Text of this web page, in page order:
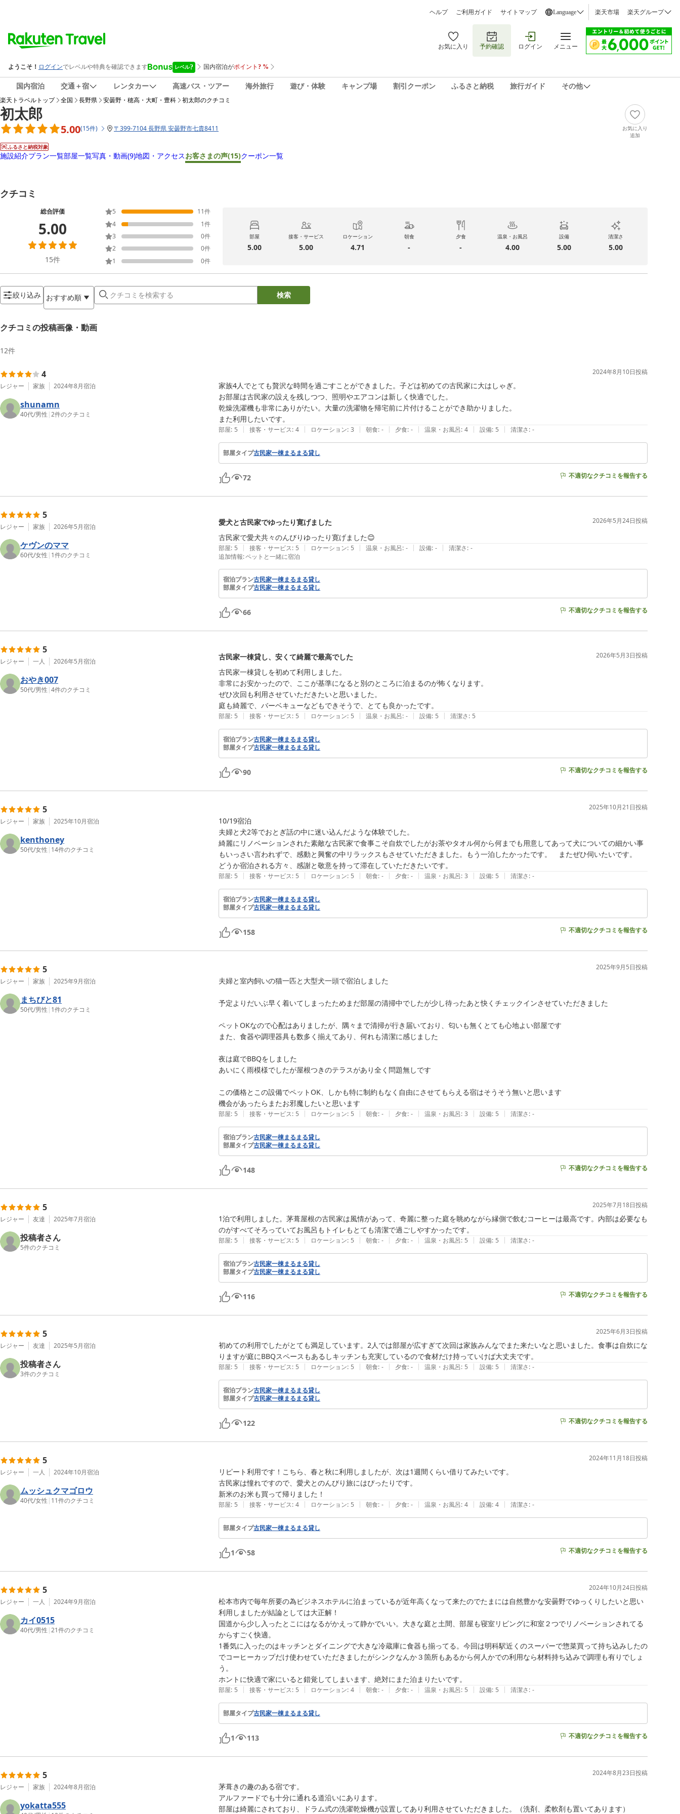
ヘルプ ご利用ガイド サイトマップ Language 楽天市場 楽天グループ
お気に入り 予約確認 ログイン メニュー
国内宿泊 交通＋宿 レンタカー 高速バス・ツアー 海外旅行 遊び・体験 キャンプ場 割引クーポン ふるさと納税 旅行ガイド その他
楽天トラベルトップ 全国 長野県 安曇野・穂高・大町・豊科 初太郎のクチコミ
初太郎
5.00(15件) 〒399-7104 長野県 安曇野市七貴8411
ふるさと納税対象
お気に入り
追加
施設紹介プラン一覧部屋一覧写真・動画(9)地図・アクセスお客さまの声(15)クーポン一覧
クチコミ
総合評価
5.00
15件
5 11件
4
1件
3
0件
2
0件
1
0件
部屋
5.00
接客・サービス
5.00
ロケーション
4.71
朝食
-
夕食
-
温泉・お風呂
4.00
設備
5.00
清潔さ
5.00
絞り込み おすすめ順 検索
クチコミの投稿画像・動画
12件
4
レジャー 家族 2024年8月宿泊
shunamn
40代/男性 |2件のクチコミ
2024年8月10日投稿
家族4人でとても贅沢な時間を過ごすことができました。子どは初めての古民家に大はしゃぎ。
お部屋は古民家の設えを残しつつ、照明やエアコンは新しく快適でした。
乾燥洗濯機も非常にありがたい。大量の洗濯物を帰宅前に片付けることができ助かりました。
また利用したいです。
部屋: 5 | 接客・サービス: 4 | ロケーション: 3 | 朝食: - | 夕食: - | 温泉・お風呂: 4 | 設備: 5 | 清潔さ: -
部屋タイプ古民家一棟まるまる貸し
72 不適切なクチコミを報告する
5
レジャー 家族 2026年5月宿泊
ケヴンのママ
60代/女性 | 1件のクチコミ
愛犬と古民家でゆったり寛げました 2026年5月24日投稿
古民家で愛犬共々のんびりゆったり寛げました😊
部屋: 5 | 接客・サービス: 5 | ロケーション: 5 | 温泉・お風呂: - | 設備: - | 清潔さ: -
追加情報:ペットと一緒に宿泊
宿泊プラン古民家一棟まるまる貸し
部屋タイプ古民家一棟まるまる貸し
66 不適切なクチコミを報告する
5
レジャー 一人 2026年5月宿泊
おやき007
50代/男性 |4件のクチコミ
古民家一棟貸し、安くて綺麗で最高でした 2026年5月3日投稿
古民家一棟貸しを初めて利用しました。
非常にお安かったので、ここが基準になると別のところに泊まるのが怖くなります。
ぜひ次回も利用させていただきたいと思いました。
庭も綺麗で、バーベキューなどもできそうで、とても良かったです。
部屋: 5 | 接客・サービス: 5 | ロケーション: 5 | 温泉・お風呂: - | 設備: 5 | 清潔さ: 5
宿泊プラン古民家一棟まるまる貸し
部屋タイプ古民家一棟まるまる貸し
90 不適切なクチコミを報告する
5
レジャー 家族 2025年10月宿泊
kenthoney
50代/女性 | 14件のクチコミ
2025年10月21日投稿
10/19宿泊
夫婦と犬2等でおとぎ話の中に迷い込んだような体験でした。
綺麗にリノベーションされた素敵な古民家で食事こそ自炊でしたがお茶やタオル何から何までも用意してあって犬についての細かい事
もいっさい言われずで、感動と興奮の中リラックスもさせていただきました。もう一泊したかったです。　またぜひ伺いたいです。
どうか宿泊される方々、感謝と敬意を持って滞在していただきたいです。
部屋: 5 | 接客・サービス: 5 | ロケーション: 5 | 朝食: - | 夕食: - | 温泉・お風呂: 3 | 設備: 5 | 清潔さ: -
宿泊プラン古民家一棟まるまる貸し
部屋タイプ古民家一棟まるまる貸し
158 不適切なクチコミを報告する
5
レジャー 家族 2025年9月宿泊
まちびと81
50代/男性 | 1件のクチコミ
2025年9月5日投稿
夫婦と室内飼いの猫一匹と大型犬一頭で宿泊しました
予定よりだいぶ早く着いてしまったためまだ部屋の清掃中でしたが少し待ったあと快くチェックインさせていただきました
ペットOKなので心配はありましたが、隅々まで清掃が行き届いており、匂いも無くとても心地よい部屋です
また、食器や調理器具も数多く揃えてあり、何れも清潔に感じました
夜は庭でBBQをしました
あいにく雨模様でしたが屋根つきのテラスがあり全く問題無しです
この価格とこの設備でペットOK、しかも特に制約もなく自由にさせてもらえる宿はそうそう無いと思います
機会があったらまたお邪魔したいと思います
部屋: 5 | 接客・サービス: 5 | ロケーション: 5 | 朝食: - | 夕食: - | 温泉・お風呂: 3 | 設備: 5 | 清潔さ: -
宿泊プラン古民家一棟まるまる貸し
部屋タイプ古民家一棟まるまる貸し
148 不適切なクチコミを報告する
5
レジャー 友達 2025年7月宿泊
投稿者さん
5件のクチコミ
2025年7月18日投稿
1泊で利用しました。茅葺屋根の古民家は風情があって、奇麗に整った庭を眺めながら縁側で飲むコーヒーは最高です。内部は必要なも
のがすべてそろっていてお風呂もトイレもとても清潔で過ごしやすかったです。
部屋: 5 | 接客・サービス: 5 | ロケーション: 5 | 朝食: - | 夕食: - | 温泉・お風呂: 5 | 設備: 5 | 清潔さ: -
宿泊プラン古民家一棟まるまる貸し
部屋タイプ古民家一棟まるまる貸し
116 不適切なクチコミを報告する
5
レジャー 友達 2025年5月宿泊
投稿者さん
3件のクチコミ
2025年6月3日投稿
初めての利用でしたがとても満足しています。2人では部屋が広すぎて次回は家族みんなでまた来たいなと思いました。食事は自炊にな
りますが庭にBBQスペースもあるしキッチンも充実しているので食材だけ持っていけば大丈夫です。
部屋: 5 | 接客・サービス: 5 | ロケーション: 5 | 朝食: - | 夕食: - | 温泉・お風呂: 5 | 設備: 5 | 清潔さ: -
宿泊プラン古民家一棟まるまる貸し
部屋タイプ古民家一棟まるまる貸し
122 不適切なクチコミを報告する
5
レジャー 一人 2024年10月宿泊
ムッシュクマゴロウ
40代/女性 | 11件のクチコミ
2024年11月18日投稿
リピート利用です！こちら、春と秋に利用しましたが、次は1週間くらい借りてみたいです。
古民家は憧れですので、愛犬とのんびり旅にはぴったりです。
部屋: 5 | 接客・サービス: 4 | ロケーション: 5 | 朝食: - | 夕食: - | 温泉・お風呂: 4 | 設備: 4 | 清潔さ: -
部屋タイプ古民家一棟まるまる貸し
1 58 不適切なクチコミを報告する
5
レジャー 一人 2024年9月宿泊
カイ0515
40代/男性 |21件のクチコミ
2024年10月24日投稿
松本市内で毎年所要の為ビジネスホテルに泊まっているが近年高くなって来たのでたまには自然豊かな安曇野でゆっくりしたいと思い
利用しましたが結論としては大正解！
国道から少し入ったとこにはなるがかえって静かでいい。大きな庭と土間、部屋も寝室リビングに和室２つでリノベーションされてる
からすごく快適。
1番気に入ったのはキッチンとダイニングで大きな冷蔵庫に食器も揃ってる。今回は明科駅近くのスーパーで惣菜買って持ち込みしたの
でコーヒーカップだけ使わせていただきましたがシンクなんか３箇所もあるから何人かでの利用なら材料持ち込みで調理も有りでしょ
う。
ホントに快適で家にいると錯覚してしまいます、絶対にまた泊まりたいです。
部屋: 5 | 接客・サービス: 5 | ロケーション: 4 | 朝食: - | 夕食: - | 温泉・お風呂: 5 | 設備: 5 | 清潔さ: -
部屋タイプ古民家一棟まるまる貸し
1 113 不適切なクチコミを報告する
5
レジャー 家族 2024年8月宿泊
yokatta555
2024年8月23日投稿
茅葺きの趣のある宿です。
アルファードでも十分に通れる道沿いにあります。
部屋は綺麗にされており、ドラム式の洗濯乾燥機が設置してあり利用させていただきました。（洗剤、柔軟剤も置いてあります）